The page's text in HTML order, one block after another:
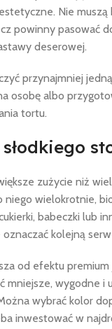
Nie muszą
powinny pasować
deserowej.
przynajmniej
osobę albo
tortu.
zużycie niż
niego wielokrotnie,
babeczki lub
kolejną
od efektu premium
mniejsze, wygodne i
wybrać kolor
inwestować w